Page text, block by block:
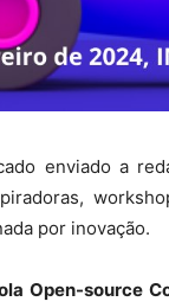
enviado a
por inovação.
Open-source